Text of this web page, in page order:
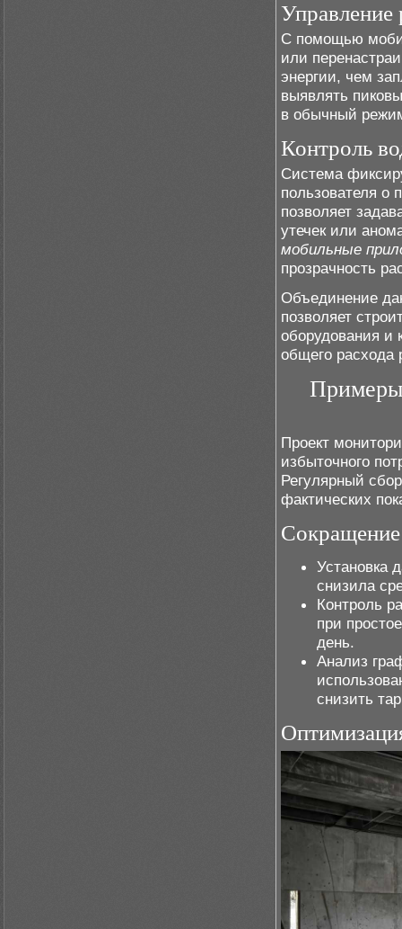
Управление
С помощью
или
энергии, чем
выявлять
в обычный
Контроль
Система
пользователя о
позволяет
утечек или
мобильные
прозрачность
Объединение
позволяет
оборудования и
общего расхода
Примеры
Проект
избыточного
Регулярный
фактических
Установка
снизила
Контроль
при
день.
Анализ
снизить